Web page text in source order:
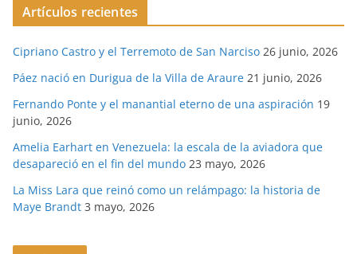
Artículos recientes
Cipriano Castro y el Terremoto de San Narciso 26 junio, 2026
Páez nació en Durigua de la Villa de Araure 21 junio, 2026
Fernando Ponte y el manantial eterno de una aspiración 19
junio, 2026
Amelia Earhart en Venezuela: la escala de la aviadora que
desapareció en el fin del mundo 23 mayo, 2026
La Miss Lara que reinó como un relámpago: la historia de
Maye Brandt 3 mayo, 2026